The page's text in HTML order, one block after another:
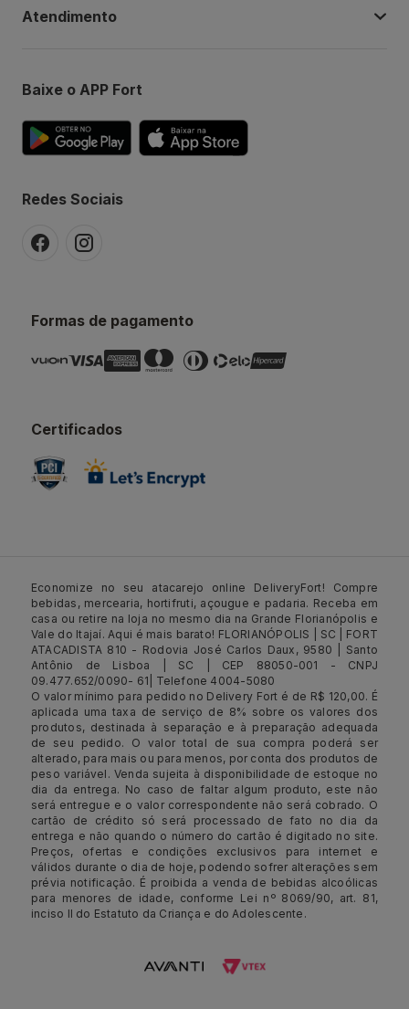
Atendimento
Baixe o APP Fort
Redes Sociais
Formas de pagamento
Certificados
Economize no seu atacarejo online DeliveryFort! Compre
bebidas, mercearia, hortifruti, açougue e padaria. Receba em
casa ou retire na loja no mesmo dia na Grande Florianópolis e
Vale do Itajaí. Aqui é mais barato! FLORIANÓPOLIS | SC | FORT
ATACADISTA 810 - Rodovia José Carlos Daux, 9580 | Santo
Antônio de Lisboa | SC | CEP 88050-001 - CNPJ
09.477.652/0090- 61| Telefone 4004-5080
O valor mínimo para pedido no Delivery Fort é de R$ 120,00. É
aplicada uma taxa de serviço de 8% sobre os valores dos
produtos, destinada à separação e à preparação adequada
de seu pedido. O valor total de sua compra poderá ser
alterado, para mais ou para menos, por conta dos produtos de
peso variável. Venda sujeita à disponibilidade de estoque no
dia da entrega. No caso de faltar algum produto, este não
será entregue e o valor correspondente não será cobrado. O
cartão de crédito só será processado de fato no dia da
entrega e não quando o número do cartão é digitado no site.
Preços, ofertas e condições exclusivos para internet e
válidos durante o dia de hoje, podendo sofrer alterações sem
prévia notificação. É proibida a venda de bebidas alcoólicas
para menores de idade, conforme Lei nº 8069/90, art. 81,
inciso II do Estatuto da Criança e do Adolescente.